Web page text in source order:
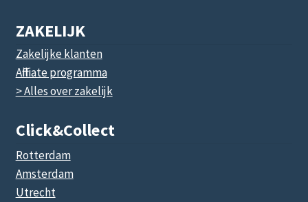
ZAKELIJK
Zakelijke klanten
Affiliate programma
> Alles over zakelijk
Click&collect
Rotterdam
Amsterdam
Utrecht